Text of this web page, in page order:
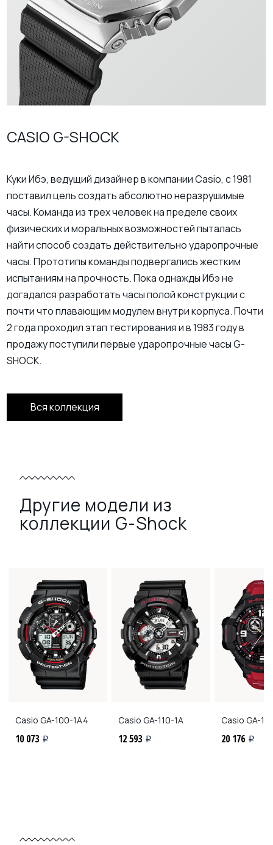
CASIO G-SHOCK
Куки Ибэ, ведущий дизайнер в компании Casio, с 1981
поставил цель создать абсолютно неразрушимые
часы. Команда из трех человек на пределе своих
физических и моральных возможностей пыталась
найти способ создать действительно ударопрочные
часы. Прототипы команды подвергались жестким
испытаниям на прочность. Пока однажды Ибэ не
догадался разработать часы полой конструкции с
почти что плавающим модулем внутри корпуса. Почти
2 года проходил этап тестирования и в 1983 году в
продажу поступили первые ударопрочные часы G-
SHOCK.
Вся коллекция
Другие модели из
коллекции G-Shock
Casio GA-100-1A4
10 073 i
Casio GA-110-1A
12 593 i
Casio GA-
20 176 i